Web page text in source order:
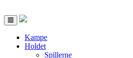
Toggle
navigation
Kampe
Holdet
Spillerne